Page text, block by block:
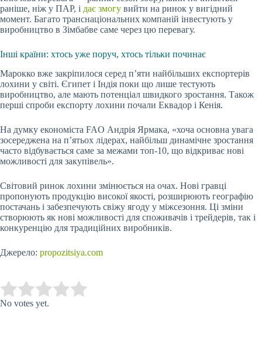
раніше, ніж у ПАР, і дає змогу вийти на ринок у вигідний
момент. Багато транснаціональних компаній інвестують у
виробництво в Зімбабве саме через цю перевагу.
Інші країни: хтось уже поруч, хтось тільки починає
Марокко вже закріпилося серед п’яти найбільших експортерів
лохини у світі. Єгипет і Індія поки що лише тестують
виробництво, але мають потенціал швидкого зростання. Також
перші спроби експорту лохини почали Еквадор і Кенія.
На думку економіста FAO Андрія Ярмака, «хоча основна увага
зосереджена на п’ятьох лідерах, найбільш динамічне зростання
часто відбувається саме за межами топ-10, що відкриває нові
можливості для закупівель».
Світовий ринок лохини змінюється на очах. Нові гравці
пропонують продукцію високої якості, розширюють географію
постачань і забезпечують свіжу ягоду у міжсезоння. Ці зміни
створюють як нові можливості для споживачів і трейдерів, так і
конкуренцію для традиційних виробників.
Джерело: propozitsiya.com
Rate this item:
No votes yet.